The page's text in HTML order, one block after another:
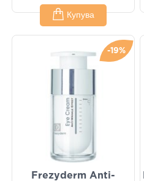
Купува
-19%
Frezyderm Anti-